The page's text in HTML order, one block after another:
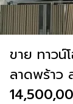
ขาย ทาวน์
ลาดพร้าว
ลาดพร้าว